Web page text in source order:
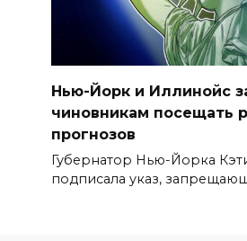
Нью-Йорк и Иллинойс
чиновникам посещать
прогнозов
Губернатор Нью-Йорка
подписала указ,